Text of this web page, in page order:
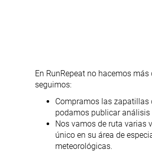
En RunRepeat no hacemos
seguimos:
Compramos las zapatillas
podamos publicar análisis
Nos vamos de ruta varias
único en su área de
meteorológicas.